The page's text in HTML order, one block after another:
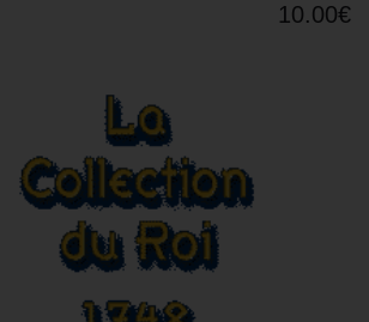
10.00€